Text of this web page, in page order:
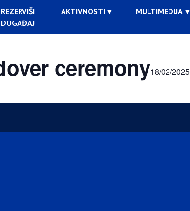
REZERVIŠI
DOGAĐAJ
AKTIVNOSTI MULTIMEDIJA
ceremony18/02/2025